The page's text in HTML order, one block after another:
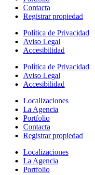
Contacta
Registrar propiedad
Política de Privacidad
Aviso Legal
Accesibilidad
Política de Privacidad
Aviso Legal
Accesibilidad
Localizaciones
La Agencia
Portfolio
Contacta
Registrar propiedad
Localizaciones
La Agencia
Portfolio